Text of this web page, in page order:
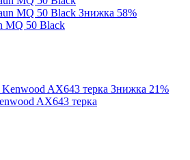
Знижка 58%
MQ 50 Black
Знижка 21%
AX643 терка